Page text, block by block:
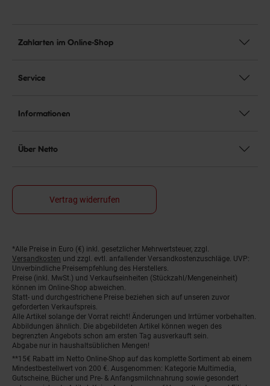
Zahlarten im Online-Shop
Service
Informationen
Über Netto
Vertrag widerrufen
Fußnoten
*Alle Preise in Euro (€) inkl. gesetzlicher Mehrwertsteuer, zzgl.
Versandkosten und zzgl. evtl. anfallender Versandkostenzuschläge. UVP:
Unverbindliche Preisempfehlung des Herstellers.
Preise (inkl. MwSt.) und Verkaufseinheiten (Stückzahl/Mengeneinheit)
können im Online-Shop abweichen.
Statt- und durchgestrichene Preise beziehen sich auf unseren zuvor
geforderten Verkaufspreis.
Alle Artikel solange der Vorrat reicht! Änderungen und Irrtümer vorbehalten.
Abbildungen ähnlich. Die abgebildeten Artikel können wegen des
begrenzten Angebots schon am ersten Tag ausverkauft sein.
Abgabe nur in haushaltsüblichen Mengen!
**15€ Rabatt im Netto Online-Shop auf das komplette Sortiment ab einem
Mindestbestellwert von 200 €. Ausgenommen: Kategorie Multimedia,
Gutscheine, Bücher und Pre- & Anfangsmilchnahrung sowie gesondert